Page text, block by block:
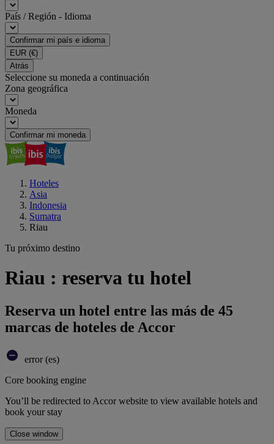
País / Región - Idioma
Confirmar mi país e idioma
EUR (€)
Atrás
Seleccione su moneda a continuación
Zona geográfica
Moneda
Confirmar mi moneda
Hoteles
Asia
Indonesia
Sumatra
Riau
Tu próximo destino
Riau : reserva tu hotel
Reserva un hotel entre las más de 45
marcas de hoteles de Accor
error (es)
Core booking engine
You’ll be redirected to Accor website to view available hotels and
book your stay
Close window